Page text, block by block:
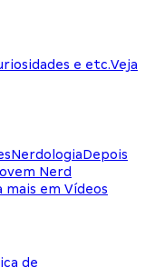
e etc.Veja
NerdologiaDepois
Nerd
mais em Vídeos
de